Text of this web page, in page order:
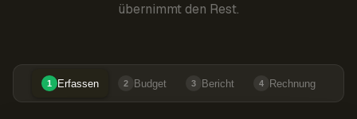
übernimmt den Rest.
1 Erfassen 2 Budget 3 Bericht 4 Rechnung